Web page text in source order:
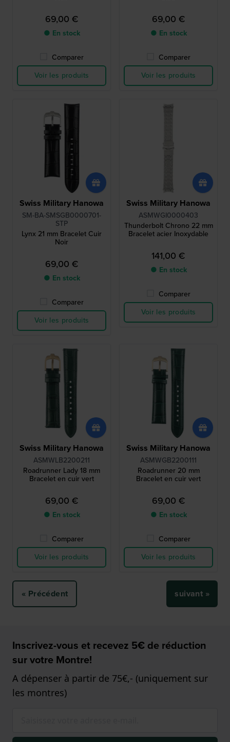
69,00 €
● En stock
Comparer
Voir les produits
69,00 €
● En stock
Comparer
Voir les produits
Swiss Military Hanowa
SM-BA-SMSGB0000701-
STP
Lynx 21 mm Bracelet Cuir
Noir
69,00 €
● En stock
Comparer
Voir les produits
Swiss Military Hanowa
ASMWGI0000403
Thunderbolt Chrono 22 mm
Bracelet acier Inoxydable
141,00 €
● En stock
Comparer
Voir les produits
Swiss Military Hanowa
ASMWLB2200211
Roadrunner Lady 18 mm
Bracelet en cuir vert
69,00 €
● En stock
Comparer
Voir les produits
Swiss Military Hanowa
ASMWGB2200111
Roadrunner 20 mm
Bracelet en cuir vert
69,00 €
● En stock
Comparer
Voir les produits
« Précédent suivant »
Inscrivez-vous et recevez 5€ de réduction
sur votre Montre!
A dépenser à partir de 75€,- (uniquement sur
les montres)